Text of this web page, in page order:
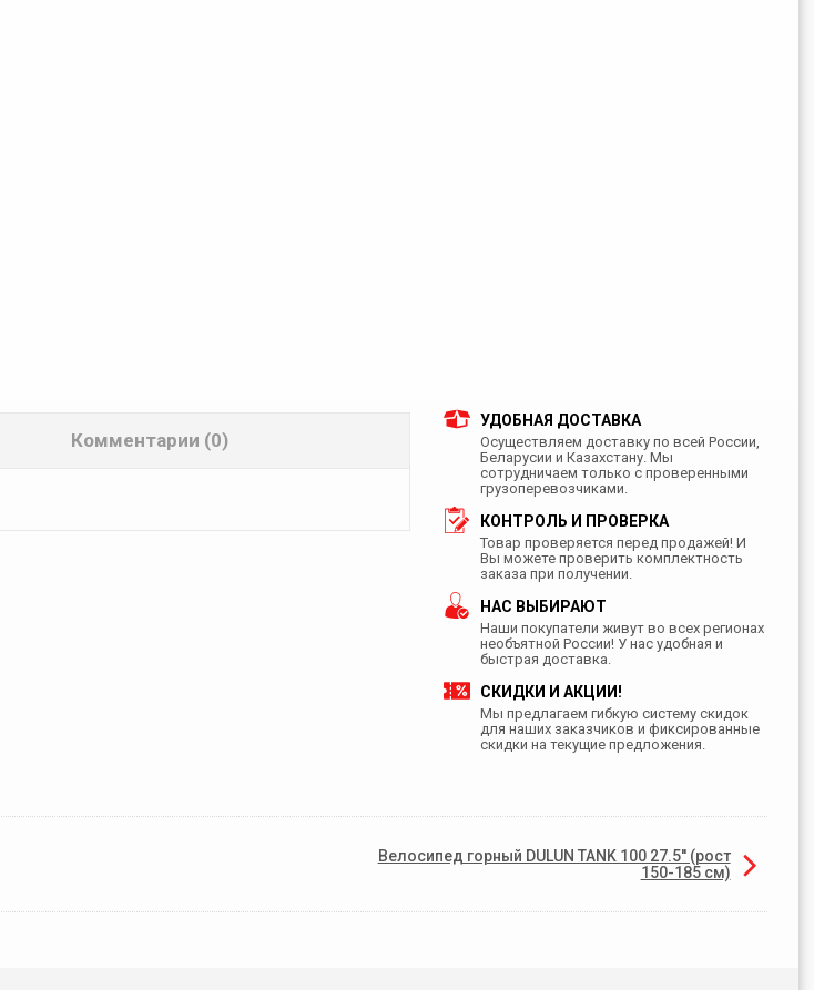
Комментарии (0)
УДОБНАЯ ДОСТАВКА
Осуществляем доставку по всей России,
Беларусии и Казахстану. Мы
сотрудничаем только с проверенными
грузоперевозчиками.
КОНТРОЛЬ И ПРОВЕРКА
Товар проверяется перед продажей! И
Вы можете проверить комплектность
заказа при получении.
НАС ВЫБИРАЮТ
Наши покупатели живут во всех регионах
необъятной России! У нас удобная и
быстрая доставка.
СКИДКИ И АКЦИИ!
Мы предлагаем гибкую систему скидок
для наших заказчиков и фиксированные
скидки на текущие предложения.
Велосипед горный DULUN TANK 100 27.5'' (рост
150-185 см)